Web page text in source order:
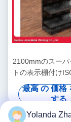
2100mmのスーパ
トの表示棚付け
の側面の
最高 の 価格
する
Yolanda